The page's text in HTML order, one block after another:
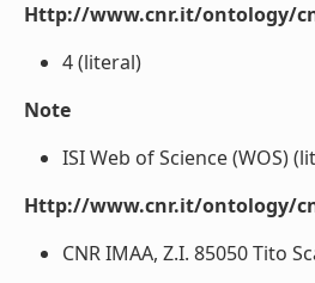
Http://www.cnr.it/ontology/
4 (literal)
Note
ISI Web of Science (WOS)
Http://www.cnr.it/ontology/
CNR IMAA, Z.I. 85050 Tito